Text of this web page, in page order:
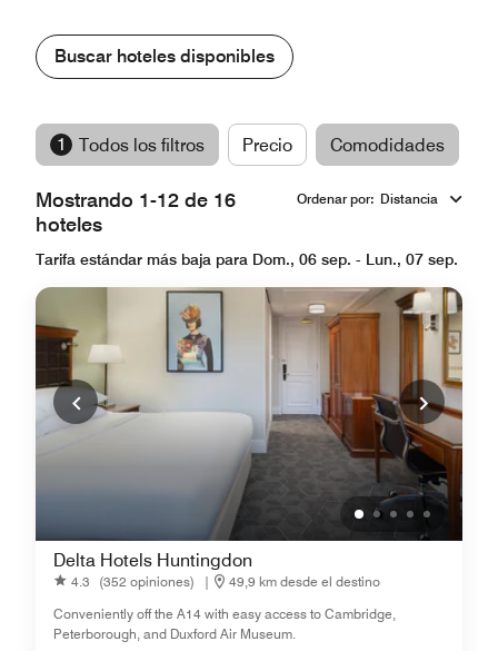
Buscar hoteles disponibles
1 Todos los filtros Precio Comodidades
Mostrando 1-12 de 16
hoteles
Ordenar por: Distancia
Tarifa estándar más baja para Dom., 06 sep. - Lun., 07 sep.
Delta Hotels Huntingdon
4.3 (352 opiniones) |
49,9 km desde el destino
Conveniently off the A14 with easy access to Cambridge,
Peterborough, and Duxford Air Museum.